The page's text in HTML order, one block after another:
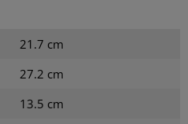
21.7 cm
27.2 cm
13.5 cm